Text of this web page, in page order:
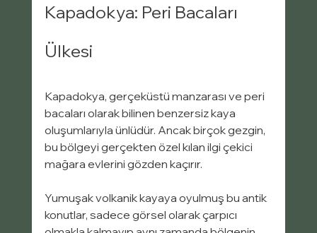
Kapadokya: Peri Bacaları
Ülkesi
Kapadokya, gerçeküstü manzarası ve peri
bacaları olarak bilinen benzersiz kaya
oluşumlarıyla ünlüdür. Ancak birçok gezgin,
bu bölgeyi gerçekten özel kılan ilgi çekici
mağara evlerini gözden kaçırır.
Yumuşak volkanik kayaya oyulmuş bu antik
konutlar, sadece görsel olarak çarpıcı